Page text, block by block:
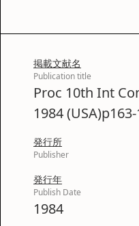
掲載文献名
Publication title
Proc 10th Int
1984
発行所
Publisher
発行年
Publish Date
1984